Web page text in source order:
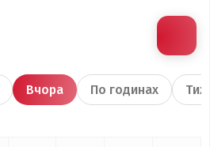
Вчора По годинах